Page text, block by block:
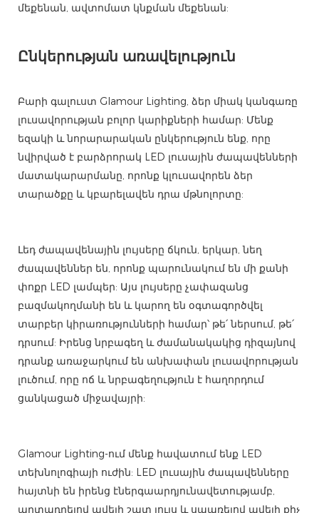
մեքենան, ավտոմատ կնքման մեքենան:
Ընկերության առավելություն
Բարի գալուստ Glamour Lighting, ձեր միակ կանգառը
լուսավորության բոլոր կարիքների համար: Մենք
եզակի և նորարարական ընկերություն ենք, որը
նվիրված է բարձրորակ LED լուսային ժապավենների
մատակարարմանը, որոնք կլուսավորեն ձեր
տարածքը և կբարելավեն դրա մթնոլորտը:
Լեդ ժապավենային լույսերը ճկուն, երկար, նեղ
ժապավեններ են, որոնք պարունակում են մի քանի
փոքր LED լամպեր: Այս լույսերը չափազանց
բազմակողմանի են և կարող են օգտագործվել
տարբեր կիրառությունների համար՝ թե՛ ներսում, թե՛
դրսում: Իրենց նրբագեղ և ժամանակակից դիզայնով
դրանք առաջարկում են անխափան լուսավորության
լուծում, որը ոճ և նրբագեղություն է հաղորդում
ցանկացած միջավայրի:
Glamour Lighting-ում մենք հավատում ենք LED
տեխնոլոգիայի ուժին: LED լուսային ժապավենները
հայտնի են իրենց էներգաարդյունավետությամբ,
արտադրելով ավելի շատ լույս և սպառելով ավելի քիչ